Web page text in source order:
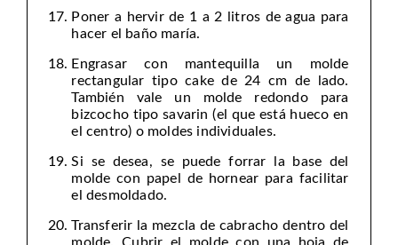
Poner a hervir de 1 a 2 litros de agua para
hacer el baño maría.
Engrasar con mantequilla un molde
rectangular tipo cake de 24 cm de lado.
También vale un molde redondo para
bizcocho tipo savarin (el que está hueco en
el centro) o moldes individuales.
Si se desea, se puede forrar la base del
molde con papel de hornear para facilitar
el desmoldado.
Transferir la mezcla de cabracho dentro del
molde. Cubrir el molde con una hoja de